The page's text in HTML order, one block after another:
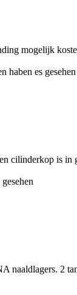
mogelijk
haben es gesehen
cilinderkop is
naaldlagers. 2